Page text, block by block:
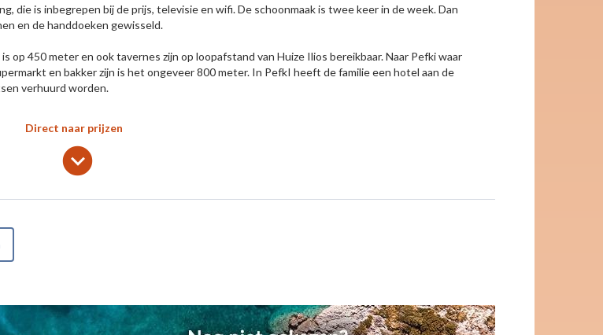
die is inbegrepen bij de prijs, televisie en wifi. De schoonmaak is twee keer in de week. Dan
en de handdoeken gewisseld.
op 450 meter en ook tavernes zijn op loopafstand van Huize Ilios bereikbaar. Naar Pefki waar
en bakker zijn is het ongeveer 800 meter. In PefkI heeft de familie een hotel aan de
verhuurd worden.
Direct naar prijzen
lens
keyboard_arrow_down